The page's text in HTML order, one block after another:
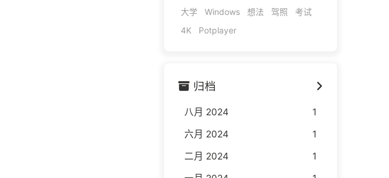
大学
Windows 想法 驾照
考试
4K
Potplayer
归档
八月 2024
1
六月 2024
1
二月 2024
1